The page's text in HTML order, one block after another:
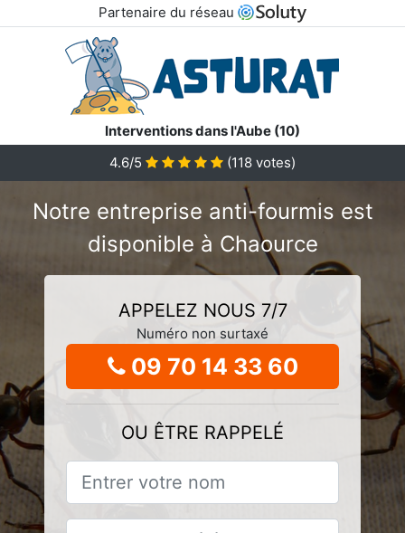
Partenaire du réseau
Interventions dans l'Aube (10)
4.6/5
(118 votes)
Notre entreprise anti-fourmis est
disponible à Chaource
APPELEZ NOUS 7/7
Numéro non surtaxé
09 70 14 33 60
OU ÊTRE RAPPELÉ